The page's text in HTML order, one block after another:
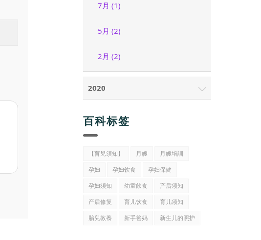
7月 (1)
5月 (2)
2月 (2)
2020
百科标签
【育兒須知】 月嫂
月嫂培訓
孕妇
孕妇饮食
孕妇保健
孕妇须知
幼童飲食
产后须知
产后修复
育儿饮食
育儿须知
胎兒教養
新手爸妈 新生儿的照护